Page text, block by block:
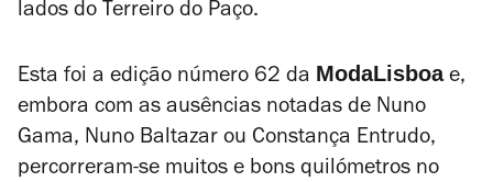
lados do Terreiro do Paço.
Esta foi a edição número 62 da ModaLisboae,
embora com as ausências notadas de Nuno
Gama, Nuno Baltazar ou Constança Entrudo,
percorreram-se muitos e bons quilómetros no